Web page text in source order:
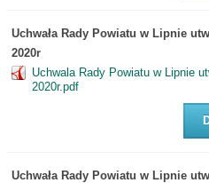
Uchwała Rady Powiatu w Lipnie
2020r
Uchwala Rady Powiatu w Lipnie
2020r.pdf
Uchwała Rady Powiatu w Lipnie